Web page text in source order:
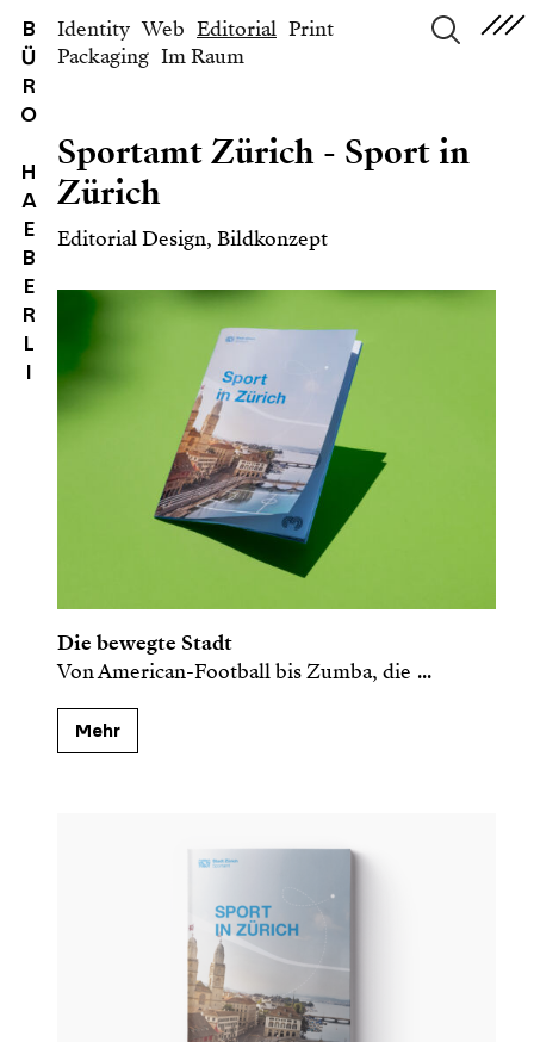
B
Ü
R
O
H
A
E
B
E
R
L
I
Identity Web Editorial Print
Packaging Im Raum
Sportamt Zürich - Sport in
Zürich
Editorial Design, Bildkonzept
Die bewegte Stadt
Von American-Football bis Zumba, die ...
Mehr